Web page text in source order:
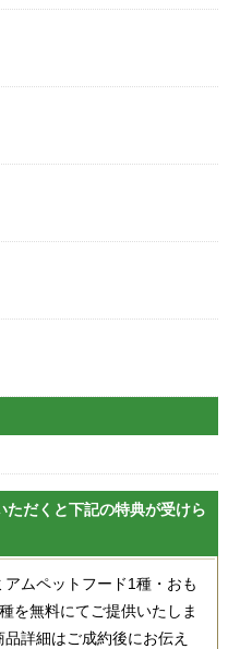
ただくと下記の特典が受けら
アムペットフード1種・おも
を無料にてご提供いたしま
品詳細はご成約後にお伝え